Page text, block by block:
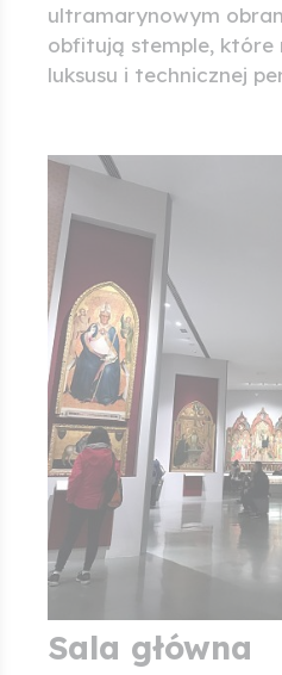
ultramarynowym
obfitują stemple, które
luksusu i technicznej
Sala główna